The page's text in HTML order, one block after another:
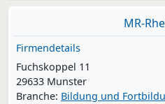
MR-
Firmendetails
Fuchskoppel 11
29633 Munster
Branche: Bildung und